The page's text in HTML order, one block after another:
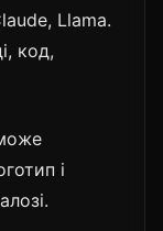
Llama.
код,
і